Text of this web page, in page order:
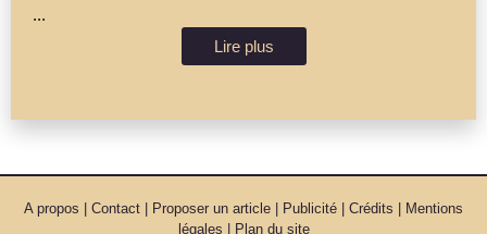
...
Lire plus
A propos | Contact | Proposer un article | Publicité | Crédits | Mentions
légales |
Plan du site